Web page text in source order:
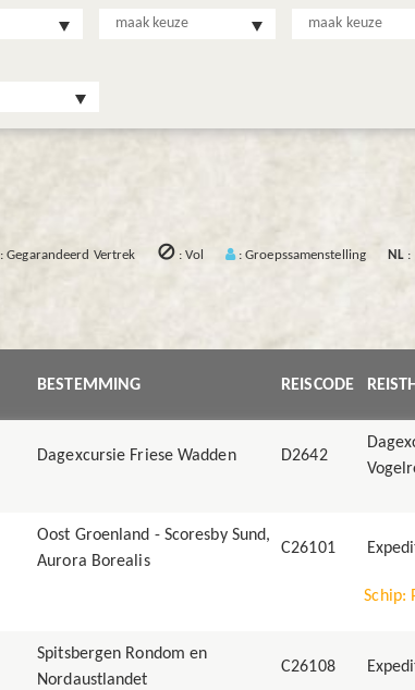
maak keuze maak keuze
: Gegarandeerd Vertrek  : Vol : Groepssamenstelling NL :
BESTEMMING REISCODE
Dagexcursie Friese Wadden D2642
Oost Groenland - Scoresby Sund,
Aurora Borealis
C26101
Schip:
Spitsbergen Rondom en
Nordaustlandet
C26108